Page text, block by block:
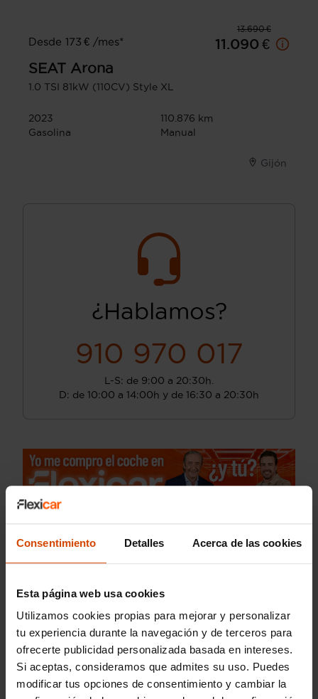
Consentimiento Detalles Acerca de las cookies
Esta página web usa cookies
Utilizamos cookies propias para mejorar y personalizar
tu experiencia durante la navegación y de terceros para
ofrecerte publicidad personalizada basada en intereses.
Si aceptas, consideramos que admites su uso. Puedes
modificar tus opciones de consentimiento y cambiar la
13.690 €
Desde 173 € /mes*
11.090 €
SEAT Arona
1.0 TSI 81kW (110CV) Style XL
2023
110.876 km
Gasolina
Manual
Gijón
¿Hablamos?
910 970 017
L-S: de 9:00 a 20:30h.
D: de 10:00 a 14:00h y de 16:30 a 20:30h